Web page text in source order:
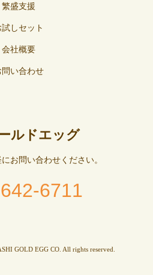
繁盛支援
試しセット
会社概要
問い合わせ
ルドエッグ
お問い合わせください。
6711
GOLD EGG CO. All rights reserved.